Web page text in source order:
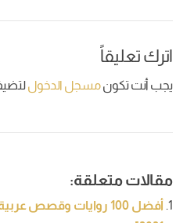
اترك تعليقاً
يجب أنت تكونمسجل الدخول
مقالات متعلقة:
أفضل 100 روايات وقصص